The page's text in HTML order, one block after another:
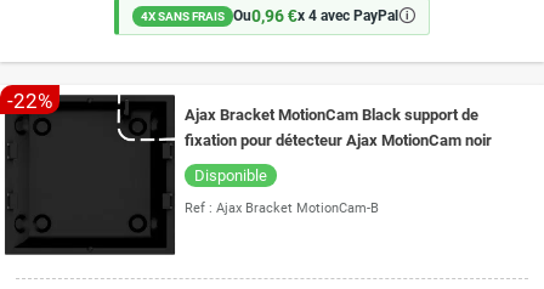
4X SANS FRAIS Ou0,96 €x 4 avec PayPal 🛈
-22%
Ajax Bracket MotionCam Black support de
fixation pour détecteur Ajax MotionCam noir
Disponible
Ref : Ajax Bracket MotionCam-B